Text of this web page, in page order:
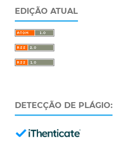
EDIÇÃO ATUAL
DETECÇÃO DE PLÁGIO: